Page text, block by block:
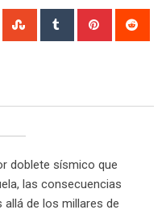
WhatsappStumbleUpon
Tumblr Pinterest
doblete sísmico que
las consecuencias
de los millares de